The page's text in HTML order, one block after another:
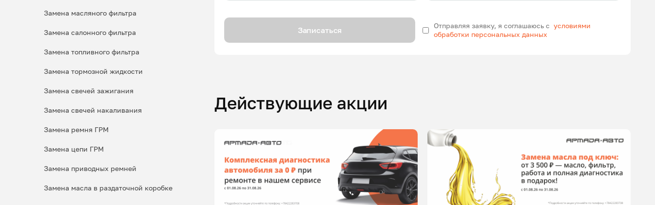
Замена масляного фильтра
Замена салонного фильтра
Замена топливного фильтра
Замена тормозной жидкости
Замена свечей зажигания
Замена свечей накаливания
Замена ремня ГРМ
Замена цепи ГРМ
Замена приводных ремней
Замена масла в раздаточной коробке
Записаться Отправляя заявку, я соглашаюсь с условиями
обработки персональных данных
Действующие акции